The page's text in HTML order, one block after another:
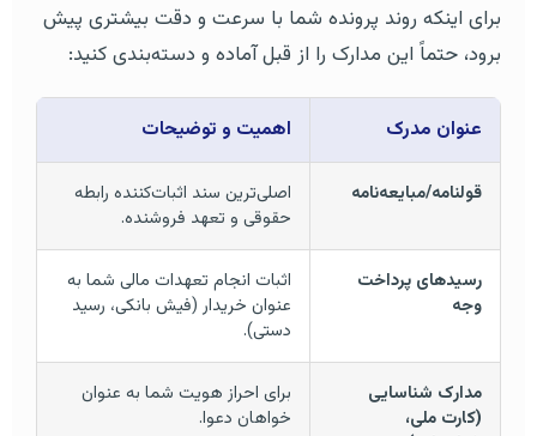
برای اینکه روند پرونده شما با سرعت و دقت بیشتری پیش
برود، حتماً این مدارک را از قبل آماده و دسته‌بندی کنید:
عنوان مدرک اهمیت و توضیحات
قولنامه/مبایعه‌نامه
اصلی‌ترین سند اثبات‌کننده رابطه
حقوقی و تعهد فروشنده.
رسیدهای پرداخت
وجه
اثبات انجام تعهدات مالی شما به
عنوان خریدار (فیش بانکی، رسید
دستی).
مدارک شناسایی
(کارت ملی،
برای احراز هویت شما به عنوان
خواهان دعوا.